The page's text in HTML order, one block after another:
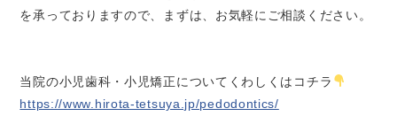
を承っておりますので、まずは、お気軽にご相談ください。
当院の小児歯科・小児矯正についてくわしくはコチラ
https://www.hirota-tetsuya.jp/pedodontics/